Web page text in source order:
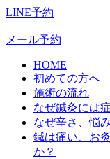
LINE予約
メール予約
HOME
初めての方へ
施術の流れ
なぜ鍼灸には
なぜ辛さ、悩
鍼は痛い、お
か？